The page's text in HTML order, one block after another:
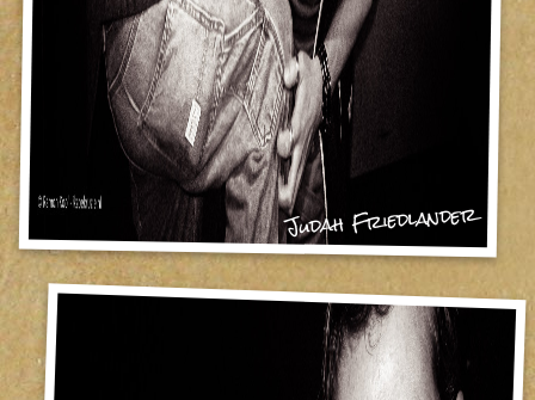
Judah Friedlander